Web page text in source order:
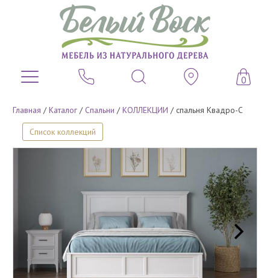
0
Главная /Каталог / Спальни /КОЛЛЕКЦИИ /спальня Квадро-С
Список коллекций